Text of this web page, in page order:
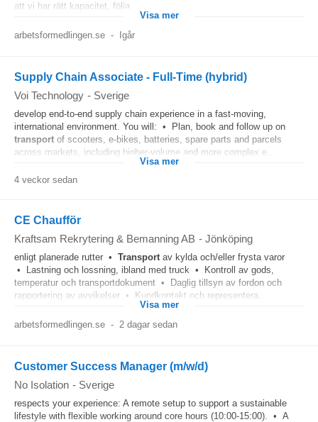
att vi har rätt kapacitet, följa...
Visa mer
arbetsformedlingen.se - Igår
Supply Chain Associate - Full-Time (hybrid)
Voi Technology - Sverige
develop end‑to‑end supply chain experience in a fast‑moving,
international environment. You will: • Plan, book and follow up on
transport of scooters, e‑bikes, batteries, spare parts and parcels
across markets, including higher‑volume and more complex e...
Visa mer
4 veckor sedan
CE Chaufför
Kraftsam Rekrytering & Bemanning AB - Jönköping
enligt planerade rutter • Transportav kylda och/eller frysta varor
• Lastning och lossning, ibland med truck • Kontroll av gods,
temperatur och transportdokument • Daglig tillsyn av fordon och
rapportering av avvikelser • Kundkontakt och representera...
Visa mer
arbetsformedlingen.se - 2 dagar sedan
Customer Success Manager (m/w/d)
No Isolation - Sverige
respects your experience: A remote setup to support a sustainable
lifestyle with flexible working around core hours (10:00-15:00). • A